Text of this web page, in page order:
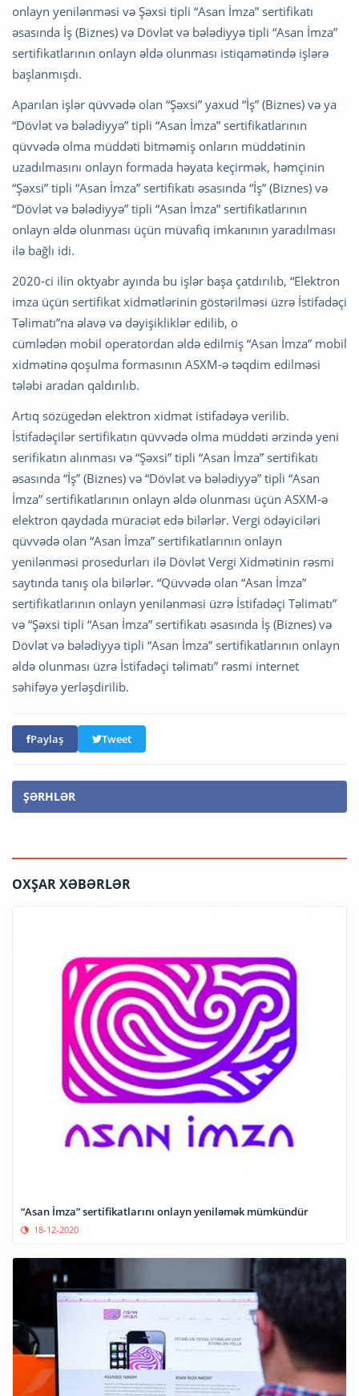
onlayn yenilənməsi və Şəxsi tipli “Asan İmza” sertifikatı
əsasında İş (Biznes) və Dövlət və bələdiyyə tipli “Asan İmza”
sertifikatlarının onlayn əldə olunması istiqamətində işlərə
başlanmışdı.
Aparılan işlər qüvvədə olan “Şəxsi” yaxud “İş” (Biznes) və ya
“Dövlət və bələdiyyə” tipli “Asan İmza” sertifikatlarının
qüvvədə olma müddəti bitməmiş onların müddətinin
uzadılmasını onlayn formada həyata keçirmək, həmçinin
“Şəxsi” tipli “Asan İmza” sertifikatı əsasında “İş” (Biznes) və
“Dövlət və bələdiyyə” tipli “Asan İmza” sertifikatlarının
onlayn əldə olunması üçün müvafiq imkanının yaradılması
ilə bağlı idi.
2020-ci ilin oktyabr ayında bu işlər başa çatdırılıb, “Elektron
imza üçün sertifikat xidmətlərinin göstərilməsi üzrə İstifadəçi
Təlimatı”na əlavə və dəyişikliklər edilib, o
cümlədən mobil operatordan əldə edilmiş “Asan İmza” mobil
xidmətinə qoşulma formasının ASXM-ə təqdim edilməsi
tələbi aradan qaldırılıb.
Artıq sözügedən elektron xidmət istifadəyə verilib.
İstifadəçilər sertifikatın qüvvədə olma müddəti ərzində yeni
serifikatın alınması və “Şəxsi” tipli “Asan İmza” sertifikatı
əsasında “İş” (Biznes) və “Dövlət və bələdiyyə” tipli “Asan
İmza” sertifikatlarının onlayn əldə olunması üçün ASXM-ə
elektron qaydada müraciət edə bilərlər. Vergi ödəyiciləri
qüvvədə olan “Asan İmza” sertifikatlarının onlayn
yenilənməsi prosedurları ilə Dövlət Vergi Xidmətinin rəsmi
saytında tanış ola bilərlər. “Qüvvədə olan “Asan İmza”
sertifikatlarının onlayn yenilənməsi üzrə İstifadəçi Təlimatı”
və “Şəxsi tipli “Asan İmza” sertifikatı əsasında İş (Biznes) və
Dövlət və bələdiyyə tipli “Asan İmza” sertifikatlarının onlayn
əldə olunması üzrə İstifadəçi təlimatı” rəsmi internet
səhifəyə yerləşdirilib.
Paylaş Tweet
ŞƏRHLƏR
OXŞAR XƏBƏRLƏR
“Asan İmza” sertifikatlarını onlayn yeniləmək mümkündür
18-12-2020